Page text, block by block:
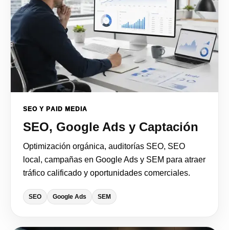
SEO Y PAID MEDIA
SEO, Google Ads y Captación
Optimización orgánica, auditorías SEO, SEO
local, campañas en Google Ads y SEM para atraer
tráfico calificado y oportunidades comerciales.
SEO Google Ads SEM